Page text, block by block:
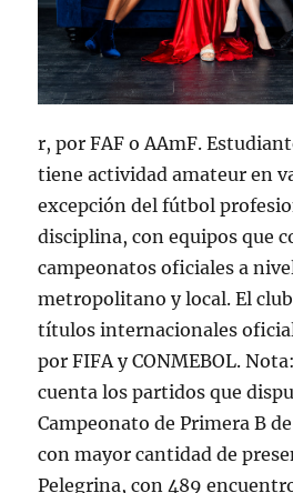
r, por FAF o AAmF.
tiene actividad amateur en
excepción del fútbol
disciplina, con equipos que
campeonatos oficiales a
metropolitano y local. El
títulos internacionales
por FIFA y CONMEBOL.
cuenta los partidos que
Campeonato de Primera B
con mayor cantidad de
Pelegrina, con 489